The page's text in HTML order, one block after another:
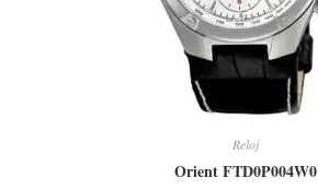
Reloj
Orient FTD0P004W0